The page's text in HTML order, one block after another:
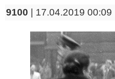
9100 | 17.04.2019 00:09 |